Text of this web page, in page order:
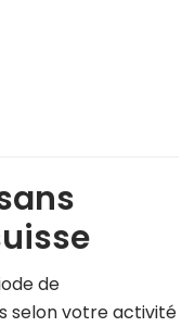
de
selon votre activité